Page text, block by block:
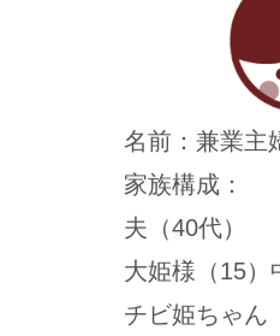
名前：兼業主
家族構成：
夫（40代）
大姫様（15）
チビ姫ちゃん